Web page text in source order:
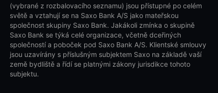
(vybrané z rozbalovacího seznamu) jsou přístupné po celém
světě a vztahují se na Saxo Bank A/S jako mateřskou
společnost skupiny Saxo Bank. Jakákoli zmínka o skupině
Saxo Bank se týká celé organizace, včetně dceřiných
společností a poboček pod Saxo Bank A/S. Klientské smlouvy
jsou uzavírány s příslušným subjektem Saxo na základě vaší
země bydliště a řídí se platnými zákony jurisdikce tohoto
subjektu.